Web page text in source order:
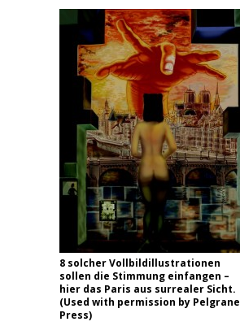
8 solcher Vollbildillustrationen
sollen die Stimmung einfangen –
hier das Paris aus surrealer Sicht.
(Used with permission by Pelgrane
Press)